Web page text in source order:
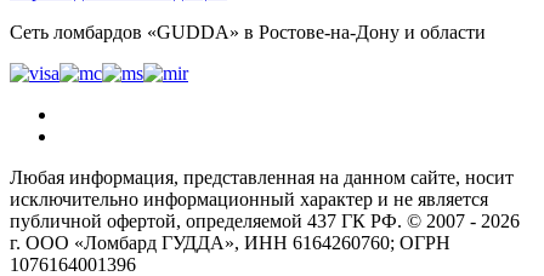
Сеть ломбардов «GUDDA» в Ростове-на-Дону и области
Любая информация, представленная на данном сайте, носит
исключительно информационный характер и не является
публичной офертой, определяемой 437 ГК РФ. © 2007 - 2026
г. ООО «Ломбард ГУДДА», ИНН 6164260760; ОГРН
1076164001396